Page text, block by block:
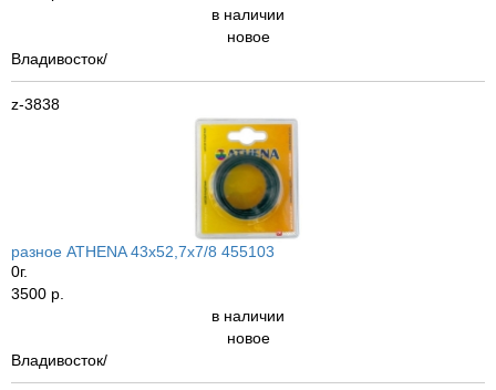
в наличии
новое
Владивосток/
z-3838
разное ATHENA 43x52,7x7/8 455103
0г.
3500 р.
в наличии
новое
Владивосток/